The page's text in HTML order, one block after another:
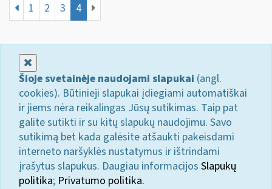
1 2 3 4
Šioje svetainėje naudojami slapukai (angl.
cookies). Būtinieji slapukai įdiegiami automatiškai
ir jiems nėra reikalingas Jūsų sutikimas. Taip pat
galite sutikti ir su kitų slapukų naudojimu. Savo
sutikimą bet kada galėsite atšaukti pakeisdami
interneto naršyklės nustatymus ir ištrindami
įrašytus slapukus. Daugiau informacijos Slapukų
politika; Privatumo politika.